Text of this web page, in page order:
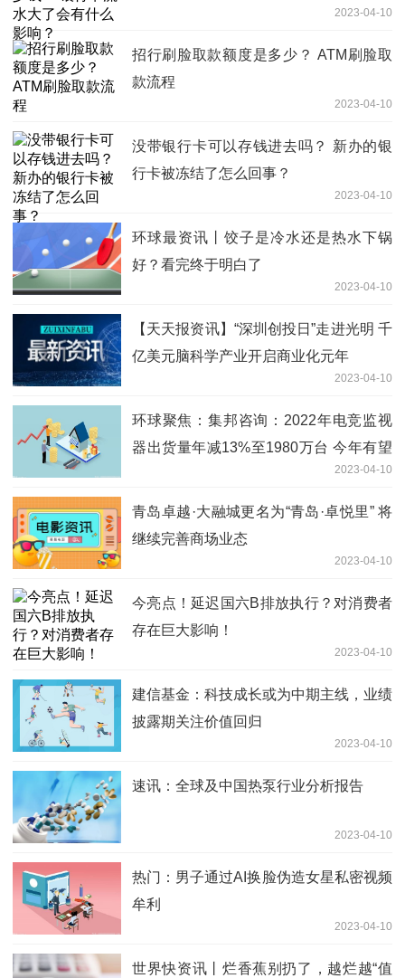
2023-04-10
招行刷脸取款额度是多少？ ATM刷脸取
款流程
2023-04-10
没带银行卡可以存钱进去吗？ 新办的银
行卡被冻结了怎么回事？
2023-04-10
环球最资讯丨饺子是冷水还是热水下锅
好？看完终于明白了
2023-04-10
【天天报资讯】“深圳创投日”走进光明 千
亿美元脑科学产业开启商业化元年
2023-04-10
环球聚焦：集邦咨询：2022年电竞监视
器出货量年减13%至1980万台 今年有望
2023-04-10
青岛卓越·大融城更名为“青岛·卓悦里” 将
继续完善商场业态
2023-04-10
今亮点！延迟国六B排放执行？对消费者
存在巨大影响！
2023-04-10
建信基金：科技成长或为中期主线，业绩
披露期关注价值回归
2023-04-10
速讯：全球及中国热泵行业分析报告
2023-04-10
热门：男子通过AI换脸伪造女星私密视频
牟利
2023-04-10
世界快资讯丨烂香蕉别扔了，越烂越“值